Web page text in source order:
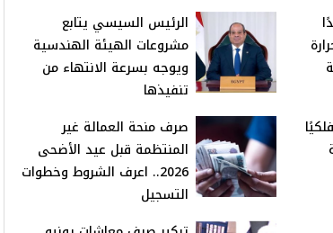
الرئيس السيسي يتابع
مشروعات الهيئة الهندسية
ويوجه بسرعة الانتهاء من
تنفيذها
الأضحى 2026 فلكيًا
صرف منحة العمالة غير
المنتظمة قبل عيد الأضحى
2026.. اعرف الشروط وخطوات
التسجيل